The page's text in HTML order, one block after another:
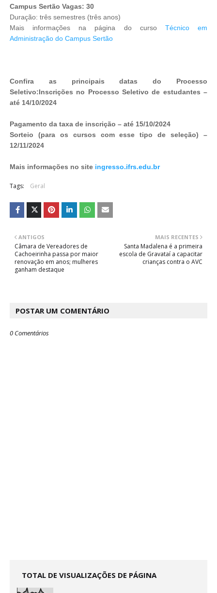
Campus Sertão Vagas: 30
Duração: três semestres (três anos)
Mais informações na página do curso Técnico em
Administração do Campus Sertão
Confira as principais datas do Processo
Seletivo:Inscrições no Processo Seletivo de estudantes –
até 14/10/2024
Pagamento da taxa de inscrição – até 15/10/2024
Sorteio (para os cursos com esse tipo de seleção) –
12/11/2024
Mais informações no site ingresso.ifrs.edu.br
Tags: Geral
MAIS RECENTES
Santa Madalena é a primeira
escola de Gravataí a capacitar
crianças contra o AVC
ANTIGOS
Câmara de Vereadores de
Cachoeirinha passa por maior
renovação em anos; mulheres
ganham destaque
POSTAR UM COMENTÁRIO
0 Comentários
TOTAL DE VISUALIZAÇÕES DE PÁGINA